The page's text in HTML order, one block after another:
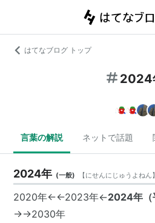
はてなブログ トップ
2024
言葉の解説 ネットで話題
2024年 (一般) 【にせんにじゅうよねん】
2020年←←2023年←2024年
→→2030年